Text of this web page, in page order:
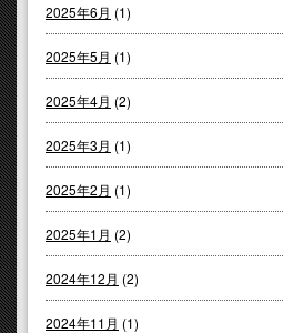
2025年6月 (1)
2025年5月 (1)
2025年4月 (2)
2025年3月 (1)
2025年2月 (1)
2025年1月 (2)
2024年12月 (2)
2024年11月 (1)